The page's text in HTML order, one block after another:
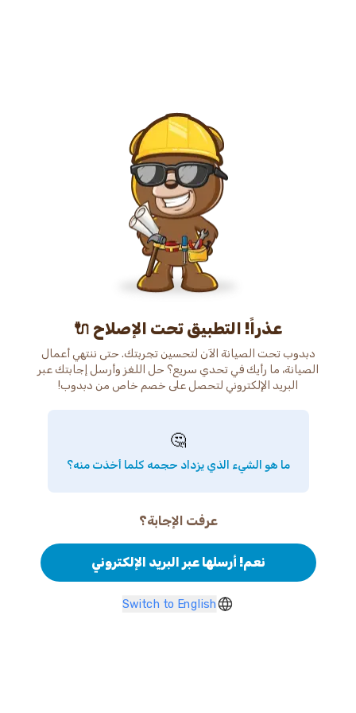
عذراً! التطبيق تحت الإصلاح 🔌
دبدوب تحت الصيانة الآن لتحسين تجربتك. حتى ننتهي أعمال
الصيانة، ما رأيك في تحدي سريع؟ حل اللغز وأرسل إجابتك عبر
البريد الإلكتروني لتحصل على خصم خاص من دبدوب!
🤔
ما هو الشيء الذي يزداد حجمه كلما أخذت منه؟
عرفت الإجابة؟
نعم! أرسلها عبر البريد الإلكتروني
Switch to English